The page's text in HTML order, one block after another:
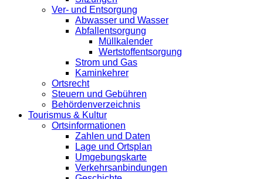
Ver- und Entsorgung
Abwasser und Wasser
Abfallentsorgung
Müllkalender
Wertstoffentsorgung
Strom und Gas
Kaminkehrer
Ortsrecht
Steuern und Gebühren
Behördenverzeichnis
Tourismus & Kultur
Ortsinformationen
Zahlen und Daten
Lage und Ortsplan
Umgebungskarte
Verkehrsanbindungen